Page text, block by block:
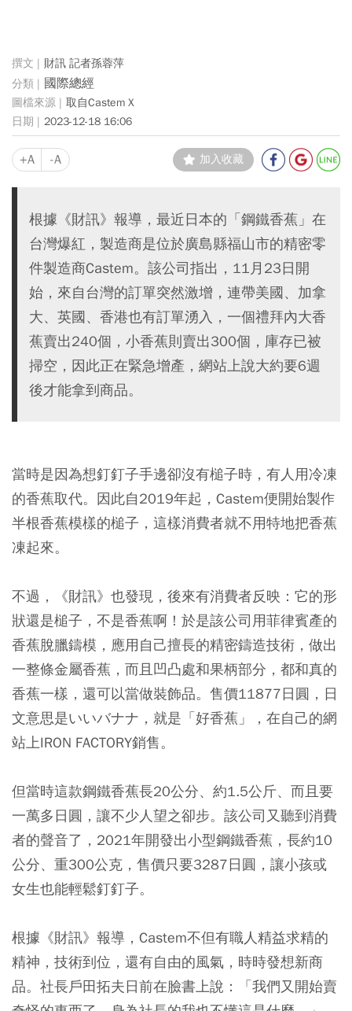
財訊 記者孫蓉萍
國際總經
取自Castem X
2023-12-18 16:06
+A -A 加入收藏
根據《財訊》報導，最近日本的「鋼鐵香蕉」在
台灣爆紅，製造商是位於廣島縣福山市的精密零
件製造商Castem。該公司指出，11月23日開
始，來自台灣的訂單突然激增，連帶美國、加拿
大、英國、香港也有訂單湧入，一個禮拜內大香
蕉賣出240個，小香蕉則賣出300個，庫存已被
掃空，因此正在緊急增產，網站上說大約要6週
後才能拿到商品。
當時是因為想釘釘子手邊卻沒有槌子時，有人用冷凍
的香蕉取代。因此自2019年起，Castem便開始製作
半根香蕉模樣的槌子，這樣消費者就不用特地把香蕉
凍起來。
不過，《財訊》也發現，後來有消費者反映：它的形
狀還是槌子，不是香蕉啊！於是該公司用菲律賓產的
香蕉脫臘鑄模，應用自己擅長的精密鑄造技術，做出
一整條金屬香蕉，而且凹凸處和果柄部分，都和真的
香蕉一樣，還可以當做裝飾品。售價11877日圓，日
文意思是いいバナナ，就是「好香蕉」，在自己的網
站上IRON FACTORY銷售。
但當時這款鋼鐵香蕉長20公分、約1.5公斤、而且要
一萬多日圓，讓不少人望之卻步。該公司又聽到消費
者的聲音了，2021年開發出小型鋼鐵香蕉，長約10
公分、重300公克，售價只要3287日圓，讓小孩或
女生也能輕鬆釘釘子。
根據《財訊》報導，Castem不但有職人精益求精的
精神，技術到位，還有自由的風氣，時時發想新商
品。社長戶田拓夫日前在臉書上說：「我們又開始賣